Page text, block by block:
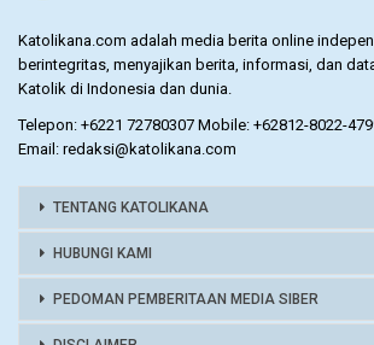
Katolikana.com adalah media berita online
berintegritas, menyajikan berita, informasi, dan
Katolik di Indonesia dan dunia.
Telepon: +6221 72780307 Mobile: +62812-8022-
Email: redaksi@katolikana.com
TENTANG KATOLIKANA
HUBUNGI KAMI
PEDOMAN PEMBERITAAN MEDIA SIBER